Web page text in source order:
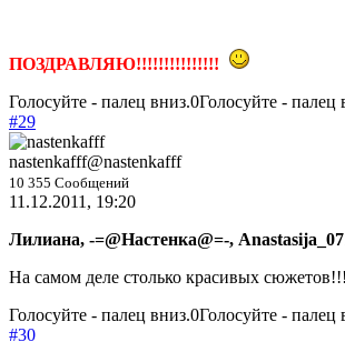
ПОЗДРАВЛЯЮ!!!!!!!!!!!!!!!
Голосуйте - палец вниз.0Голосуйте - палец
#29
nastenkafff@nastenkafff
10 355 Сообщений
11.12.2011, 19:20
Лилиана, -=@Настенка@=-,
На самом деле столько красивых
Голосуйте - палец вниз.0Голосуйте - палец
#30